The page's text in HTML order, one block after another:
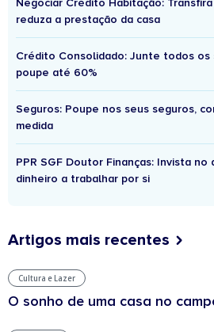
Negociar Crédito Habitação:
reduza a prestação da casa
Crédito Consolidado: Junte todos os
poupe até 60%
Seguros: Poupe nos seus seguros,
medida
PPR SGF Doutor Finanças: Invista no
dinheiro a trabalhar por si
Artigos mais recentes
Cultura e Lazer
O sonho de uma casa no